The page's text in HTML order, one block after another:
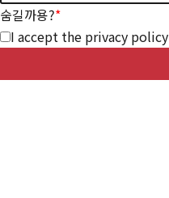
숨길까용?*
I accept the privacy policy